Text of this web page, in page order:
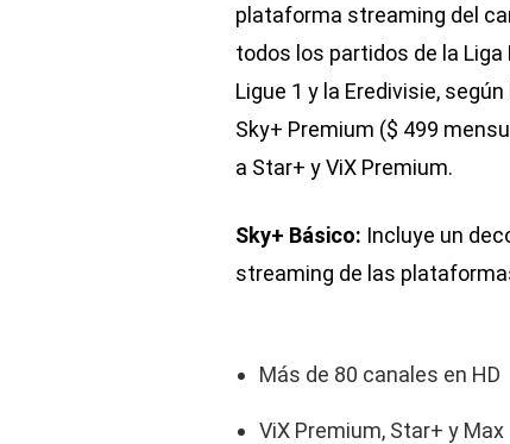
plataforma streaming del
todos los partidos de la Liga
Ligue 1 y la Eredivisie,
Sky+ Premium ($ 499
a Star+ y ViX Premium.
Sky+ Básico: Incluye un
streaming de las
Más de 80 canales en HD
ViX Premium, Star+ y Max